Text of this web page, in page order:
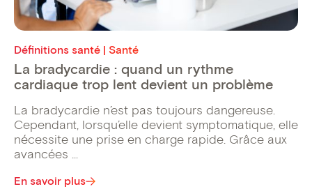
Définitions santé | Santé
La bradycardie : quand un rythme
cardiaque trop lent devient un problème
La bradycardie n’est pas toujours dangereuse.
Cependant, lorsqu’elle devient symptomatique, elle
nécessite une prise en charge rapide. Grâce aux
avancées ...
En savoir plus